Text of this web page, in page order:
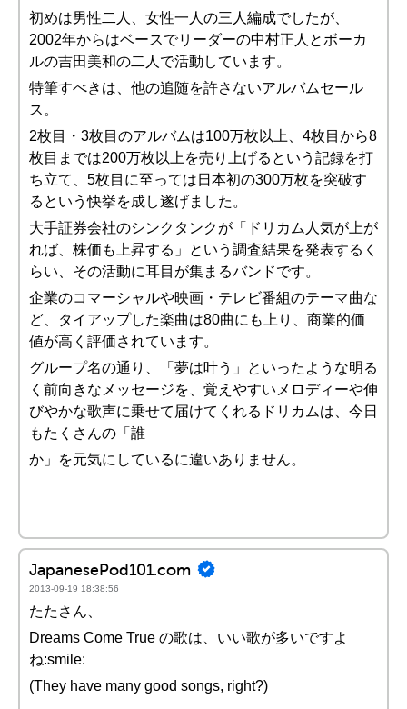
初めは男性二人、女性一人の三人編成でしたが、
2002年からはベースでリーダーの中村正人とボーカ
ルの吉田美和の二人で活動しています。
特筆すべきは、他の追随を許さないアルバムセール
ス。
2枚目・3枚目のアルバムは100万枚以上、4枚目から8
枚目までは200万枚以上を売り上げるという記録を打
ち立て、5枚目に至っては日本初の300万枚を突破す
るという快挙を成し遂げました。
大手証券会社のシンクタンクが「ドリカム人気が上が
れば、株価も上昇する」という調査結果を発表するく
らい、その活動に耳目が集まるバンドです。
企業のコマーシャルや映画・テレビ番組のテーマ曲な
ど、タイアップした楽曲は80曲にも上り、商業的価
値が高く評価されています。
グループ名の通り、「夢は叶う」といったような明る
く前向きなメッセージを、覚えやすいメロディーや伸
びやかな歌声に乗せて届けてくれるドリカムは、今日
もたくさんの「誰
か」を元気にしているに違いありません。
JapanesePod101.com
2013-09-19 18:38:56
たたさん、
Dreams Come True の歌は、いい歌が多いですよ
ね:smile:
(They have many good songs, right?)